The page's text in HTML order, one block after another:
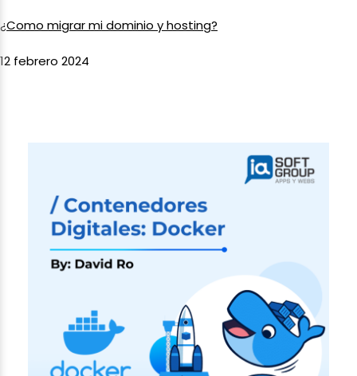
¿Como migrar mi dominio y hosting?
12 febrero 2024